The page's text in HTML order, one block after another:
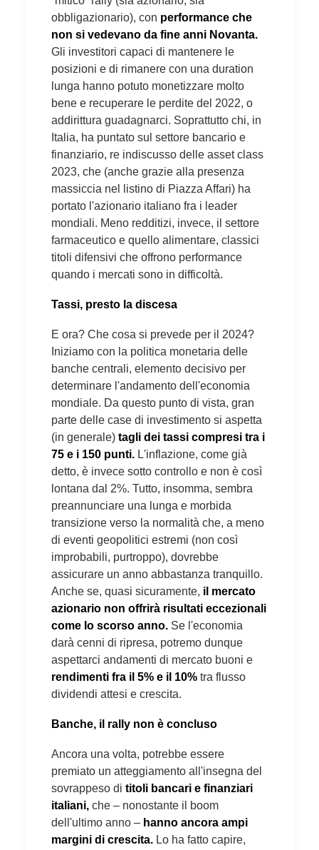
obbligazionario), con performance che
non si vedevano da fine anni Novanta.
Gli investitori capaci di mantenere le
posizioni e di rimanere con una duration
lunga hanno potuto monetizzare molto
bene e recuperare le perdite del 2022, o
addirittura guadagnarci. Soprattutto chi, in
Italia, ha puntato sul settore bancario e
finanziario, re indiscusso delle asset class
2023, che (anche grazie alla presenza
massiccia nel listino di Piazza Affari) ha
portato l'azionario italiano fra i leader
mondiali. Meno redditizi, invece, il settore
farmaceutico e quello alimentare, classici
titoli difensivi che offrono performance
quando i mercati sono in difficoltà.
Tassi, presto la discesa
E ora? Che cosa si prevede per il 2024?
Iniziamo con la politica monetaria delle
banche centrali, elemento decisivo per
determinare l'andamento dell'economia
mondiale. Da questo punto di vista, gran
parte delle case di investimento si aspetta
(in generale) tagli dei tassi compresi tra i
75 e i 150 punti. L'inflazione, come già
detto, è invece sotto controllo e non è così
lontana dal 2%. Tutto, insomma, sembra
preannunciare una lunga e morbida
transizione verso la normalità che, a meno
di eventi geopolitici estremi (non così
improbabili, purtroppo), dovrebbe
assicurare un anno abbastanza tranquillo.
Anche se, quasi sicuramente, il mercato
azionario non offrirà risultati eccezionali
come lo scorso anno. Se l'economia
darà cenni di ripresa, potremo dunque
aspettarci andamenti di mercato buoni e
rendimenti fra il 5% e il 10% tra flusso
dividendi attesi e crescita.
Banche, il rally non è concluso
Ancora una volta, potrebbe essere
premiato un atteggiamento all'insegna del
sovrappeso di titoli bancari e finanziari
italiani, che – nonostante il boom
dell'ultimo anno – hanno ancora ampi
margini di crescita. Lo ha fatto capire,